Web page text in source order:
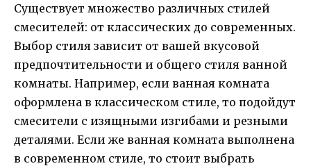
Существует множество различных стилей
смесителей: от классических до современных.
Выбор стиля зависит от вашей вкусовой
предпочтительности и общего стиля ванной
комнаты. Например, если ванная комната
оформлена в классическом стиле, то подойдут
смесители с изящными изгибами и резными
деталями. Если же ванная комната выполнена
в современном стиле, то стоит выбрать